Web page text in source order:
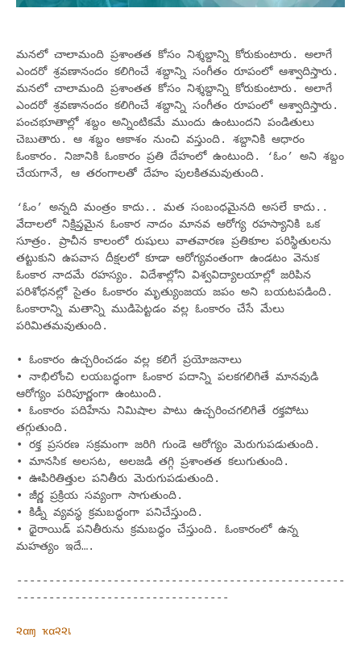
మ‌న‌లో చాలామంది ప్ర‌శాంత‌త కోసం నిశ్శ‌బ్దాన్ని కోరుకుంటారు. అలాగే
ఎంద‌రో శ్ర‌వ‌ణానందం క‌లిగించే శ‌బ్దాన్ని సంగీతం రూపంలో ఆశ్వాదిస్తారు.
మ‌న‌లో చాలామంది ప్ర‌శాంత‌త కోసం నిశ్శ‌బ్దాన్ని కోరుకుంటారు. అలాగే
ఎంద‌రో శ్ర‌వ‌ణానందం క‌లిగించే శ‌బ్దాన్ని సంగీతం రూపంలో ఆశ్వాదిస్తారు.
పంచ‌భూతాల్లో శ‌బ్దం అన్నింటిక‌మే ముందు ఉంటుంద‌ని పండితులు
చెబుతారు. ఆ శ‌బ్దం ఆకాశం నుంచి వ‌స్తుంది. శ‌బ్దానికి ఆధారం
ఓంకారం. నిజానికి ఓంకారం ప్ర‌తి దేహంలో ఉంటుంది. ‘ఓం’ అని శబ్దం
చేయగానే, ఆ తరంగాలతో దేహం పులకితమవుతుంది.
‘ఓం’ అన్న‌ది మంత్రం కాదు.. మ‌త సంబంధ‌మైన‌ది అస‌లే కాదు..
వేదాల‌లో నిక్షిప్త‌మైన ఓంకార నాదం మానవ ఆరోగ్య ర‌హ‌స్యానికి ఒక
సూత్రం. ప్రాచీన కాలంలో రుషులు వాత‌వార‌ణ ప్ర‌తికూల ప‌రిస్థితుల‌ను
త‌ట్టుకుని ఉప‌వాస దీక్ష‌ల‌లో కూడా ఆరోగ్య‌వంతంగా ఉండ‌టం వెనుక
ఓంకార నాద‌మే ర‌హ‌స్యం. విదేశాల్లోని విశ్వ‌విద్యాల‌యాల్లో జ‌రిపిన
ప‌రిశోధ‌న‌ల్లో సైతం ఓంకారం మృత్యుంజ‌య జ‌పం అని బ‌య‌ట‌ప‌డింది.
ఓంకారాన్ని మ‌తాన్ని ముడిపెట్ట‌డం వ‌ల్ల ఓంకారం చేసే మేలు
ప‌రిమిత‌మ‌వుతుంది.
•
ఓంకారం ఉచ్చ‌రించ‌డం వ‌ల్ల క‌లిగే ప్ర‌యోజ‌నాలు
•
నాభిలోంచి ల‌య‌బ‌ద్ధంగా ఓంకార ప‌దాన్ని ప‌ల‌క‌గ‌లిగితే మాన‌వుడి
ఆరోగ్యం ప‌రిపూర్ణంగా ఉంటుంది.
•
ఓంకారం ప‌దిహేను నిమిషాల పాటు ఉచ్చ‌రించ‌గ‌లిగితే ర‌క్త‌పోటు
త‌గ్గుతుంది.
•
ర‌క్త‌ ప్ర‌స‌ర‌ణ స‌క్ర‌మంగా జ‌రిగి గుండె ఆరోగ్యం మెరుగుప‌డుతుంది.
•
మాన‌సిక అల‌స‌ట‌, అల‌జ‌డి త‌గ్గి ప్ర‌శాంతత క‌లుగుతుంది.
•
ఊపిరితిత్తుల ప‌నితీరు మెరుగుప‌డుతుంది.
•
జీర్ణ ప్ర‌క్రియ స‌వ్యంగా సాగుతుంది.
•
కిడ్నీ వ్య‌వ‌స్థ క్ర‌మ‌బ‌ద్ధంగా ప‌నిచేస్తుంది.
•
థైరాయిడ్ ప‌నితీరును క్ర‌మ‌బ‌ద్ధం చేస్తుంది. ఓంకారంలో ఉన్న
మ‌హ‌త్యం ఇదే….
---------------------------------------------------
---------------------------------
૨αɱ ҡα૨૨เ